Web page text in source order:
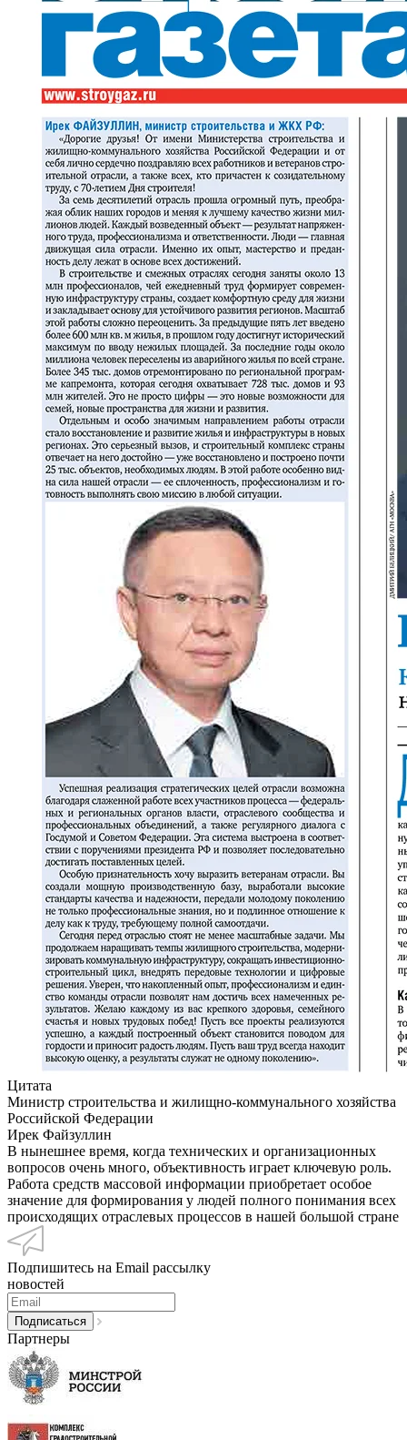
Цитата
Министр строительства и жилищно-коммунального хозяйства
Российской Федерации
Ирек Файзуллин
В нынешнее время, когда технических и организационных
вопросов очень много, объективность играет ключевую роль.
Работа средств массовой информации приобретает особое
значение для формирования у людей полного понимания всех
происходящих отраслевых процессов в нашей большой стране
Подпишитесь на Email рассылку
новостей
Партнеры